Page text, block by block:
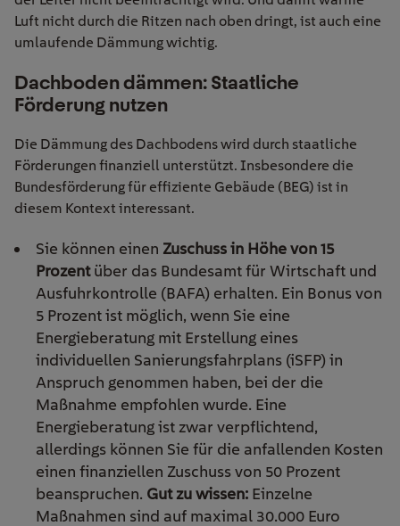
Luft nicht durch die Ritzen nach oben dringt, ist auch eine
umlaufende Dämmung wichtig.
Dachboden dämmen: Staatliche
Förderung nutzen
Die Dämmung des Dachbodens wird durch staatliche
Förderungen finanziell unterstützt. Insbesondere die
Bundesförderung für effiziente Gebäude (BEG) ist in
diesem Kontext interessant.
Sie können einen Zuschuss in Höhe von 15
Prozentüber das Bundesamt für Wirtschaft und
Ausfuhrkontrolle (BAFA) erhalten. Ein Bonus von
5 Prozent ist möglich, wenn Sie eine
Energieberatung mit Erstellung eines
individuellen Sanierungsfahrplans (iSFP) in
Anspruch genommen haben, bei der die
Maßnahme empfohlen wurde. Eine
Energieberatung ist zwar verpflichtend,
allerdings können Sie für die anfallenden Kosten
einen finanziellen Zuschuss von 50 Prozent
beanspruchen. Gut zu wissen: Einzelne
Maßnahmen sind auf maximal 30.000 Euro